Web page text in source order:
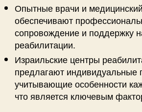
Опытные врачи и
обеспечивают
сопровождение и поддержку
реабилитации.
Израильские центры
предлагают индивидуальные
учитывающие особенности
что является ключевым